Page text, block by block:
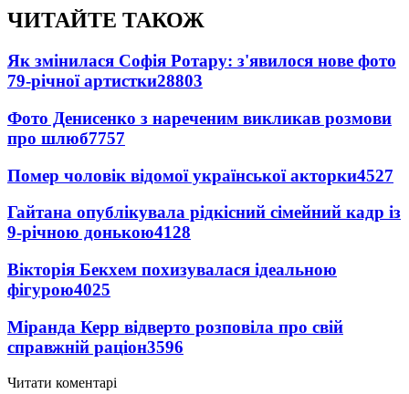
ЧИТАЙТЕ ТАКОЖ
Як змінилася Софія Ротару: з'явилося нове фото
79-річної артистки28803
Фото Денисенко з нареченим викликав розмови
про шлюб7757
Помер чоловік відомої української акторки4527
Гайтана опублікувала рідкісний сімейний кадр із
9-річною донькою4128
Вікторія Бекхем похизувалася ідеальною
фігурою4025
Міранда Керр відверто розповіла про свій
справжній раціон3596
Читати коментарі